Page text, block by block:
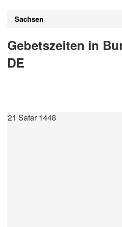
Sachsen
Gebetszeiten in
DE
21 Safar 1448